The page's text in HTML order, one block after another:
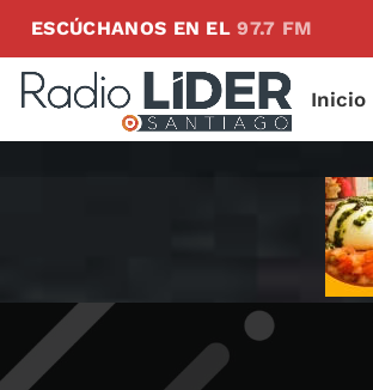
ESCÚCHANOS EN EL97.7 FM
Inicio